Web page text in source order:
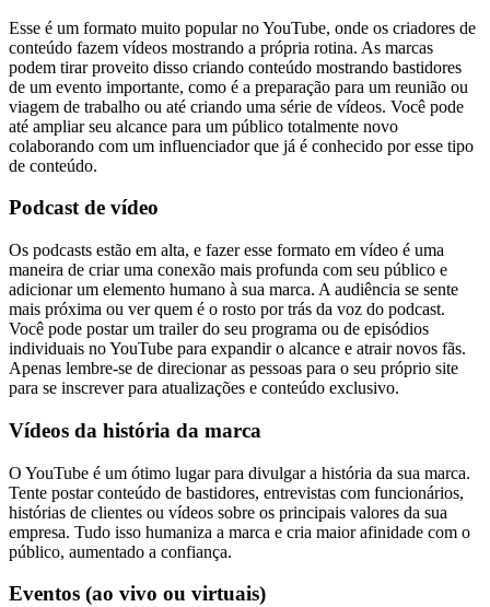
Esse é um formato muito popular no YouTube, onde os criadores de
conteúdo fazem vídeos mostrando a própria rotina. As marcas
podem tirar proveito disso criando conteúdo mostrando bastidores
de um evento importante, como é a preparação para um reunião ou
viagem de trabalho ou até criando uma série de vídeos. Você pode
até ampliar seu alcance para um público totalmente novo
colaborando com um influenciador que já é conhecido por esse tipo
de conteúdo.
Podcast de vídeo
Os podcasts estão em alta, e fazer esse formato em vídeo é uma
maneira de criar uma conexão mais profunda com seu público e
adicionar um elemento humano à sua marca. A audiência se sente
mais próxima ou ver quem é o rosto por trás da voz do podcast.
Você pode postar um trailer do seu programa ou de episódios
individuais no YouTube para expandir o alcance e atrair novos fãs.
Apenas lembre-se de direcionar as pessoas para o seu próprio site
para se inscrever para atualizações e conteúdo exclusivo.
Vídeos da história da marca
O YouTube é um ótimo lugar para divulgar a história da sua marca.
Tente postar conteúdo de bastidores, entrevistas com funcionários,
histórias de clientes ou vídeos sobre os principais valores da sua
empresa. Tudo isso humaniza a marca e cria maior afinidade com o
público, aumentado a confiança.
Eventos (ao vivo ou virtuais)